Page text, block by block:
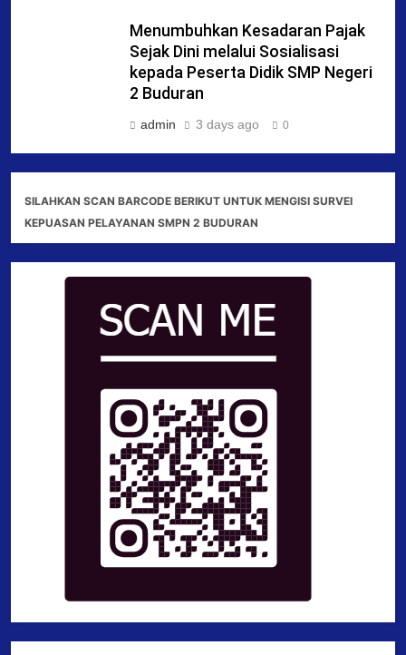
Menumbuhkan Kesadaran Pajak
Sejak Dini melalui Sosialisasi
kepada Peserta Didik SMP Negeri
2 Buduran
admin 3 days ago 0
SILAHKAN SCAN BARCODE BERIKUT UNTUK MENGISI SURVEI
KEPUASAN PELAYANAN SMPN 2 BUDURAN